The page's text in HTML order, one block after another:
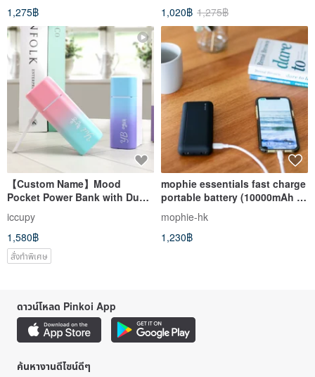
1,275฿
1,020฿ 1,275฿
【Custom Name】Mood
Pocket Power Bank with Dual
Charging Heads - Graduation
Gift, Carry-on Friendly
iccupy
1,580฿
สั่งทำพิเศษ
mophie essentials fast charge
portable battery (10000mAh /
20000mAh)
mophie-hk
1,230฿
ดาวน์โหลด Pinkoi App
ค้นหางานดีไซน์ดีๆ